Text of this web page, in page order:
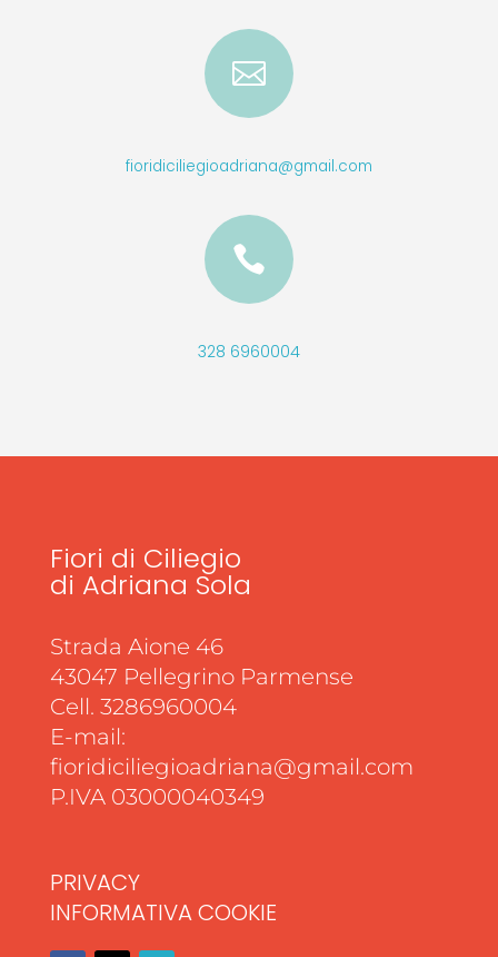

fioridiciliegioadriana@gmail.com

328 6960004
Fiori di Ciliegio
di Adriana Sola
Strada Aione 46
43047 Pellegrino Parmense
Cell. 3286960004
E-mail:
fioridiciliegioadriana@gmail.com
P.IVA 03000040349
PRIVACY
INFORMATIVA COOKIE